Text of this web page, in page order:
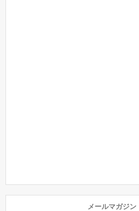
メールマガジン